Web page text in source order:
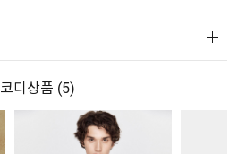
코디상품 (5)